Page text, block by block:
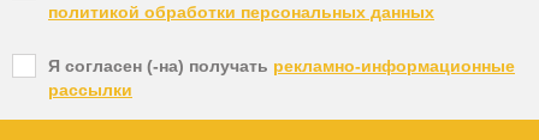
политикой обработки персональных данных
Я согласен (-на) получать рекламно-информационные
рассылки